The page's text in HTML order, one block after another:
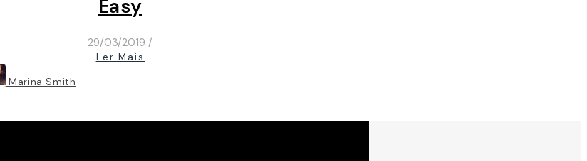
Easy
29/03/2019 /
Ler Mais
Marina Smith